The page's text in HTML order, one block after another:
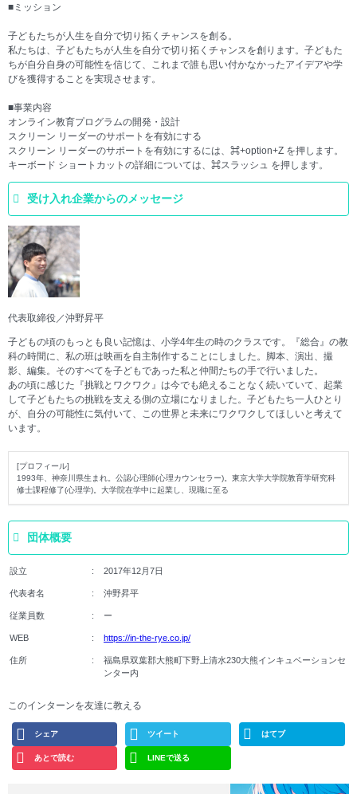
■ミッション
子どもたちが人生を自分で切り拓くチャンスを創る。
私たちは、子どもたちが人生を自分で切り拓くチャンスを創ります。子どもた
ちが自分自身の可能性を信じて、これまで誰も思い付かなかったアイデアや学
びを獲得することを実現させます。
■事業内容
オンライン教育プログラムの開発・設計
スクリーン リーダーのサポートを有効にする
スクリーン リーダーのサポートを有効にするには、⌘+option+Z を押します。
キーボード ショートカットの詳細については、⌘スラッシュ を押します。
受け入れ企業からのメッセージ
代表取締役／沖野昇平
子どもの頃のもっとも良い記憶は、小学4年生の時のクラスです。『総合』の教
科の時間に、私の班は映画を自主制作することにしました。脚本、演出、撮
影、編集。そのすべてを子どもであった私と仲間たちの手で行いました。
あの頃に感じた『挑戦とワクワク』は今でも絶えることなく続いていて、起業
して子どもたちの挑戦を支える側の立場になりました。子どもたち一人ひとり
が、自分の可能性に気付いて、この世界と未来にワクワクしてほしいと考えて
います。
[プロフィール]
1993年、神奈川県生まれ。公認心理師(心理カウンセラー)。東京大学大学院教育学研究科
修士課程修了(心理学)。大学院在学中に起業し、現職に至る
団体概要
設立 2017年12月7日
代表者名 沖野昇平
従業員数 ー
WEB https://in-the-rye.co.jp/
住所
福島県双葉郡大熊町下野上清水230大熊インキュベーションセ
ンター内
このインターンを友達に教える
シェア ツイート はてブ
あとで読む LINEで送る